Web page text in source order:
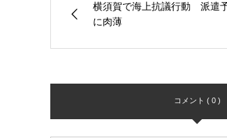
横須賀で海上抗議行動 派遣
に肉薄
コメント ( 0 )